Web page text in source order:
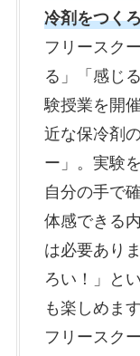
冷剤をつく
フリースク
る」「感じ
験授業を開
近な保冷剤
ー」。実験
自分の手で
体感できる
は必要あり
ろい！」と
も楽しめます
フリースク